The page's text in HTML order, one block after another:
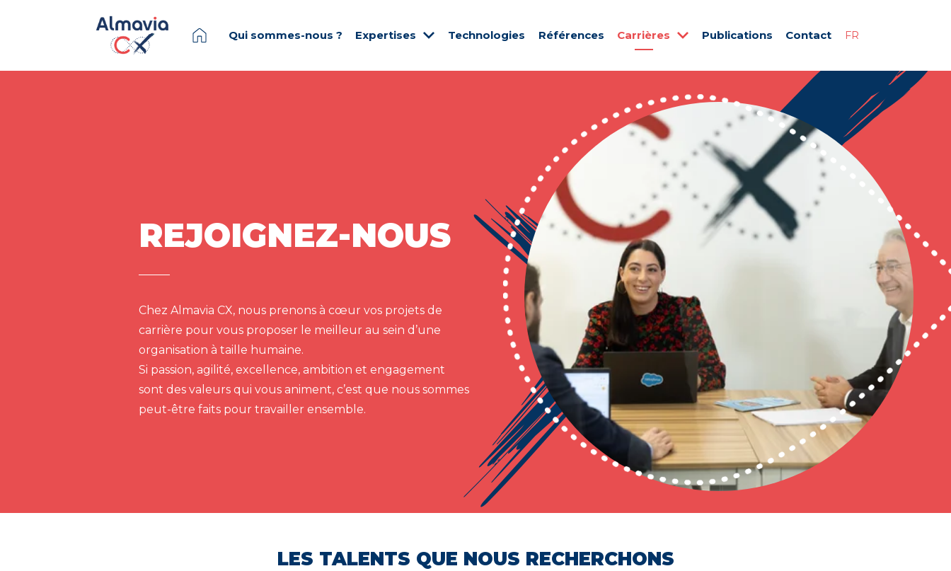
Qui sommes-nous ? Expertises Technologies Références Carrières Publications Contact FR
REJOIGNEZ-NOUS
Chez Almavia CX, nous prenons à cœur vos projets de
carrière pour vous proposer le meilleur au sein d’une
organisation à taille humaine.
Si passion, agilité, excellence, ambition et engagement
sont des valeurs qui vous animent, c’est que nous sommes
peut-être faits pour travailler ensemble.
LES TALENTS QUE NOUS RECHERCHONS